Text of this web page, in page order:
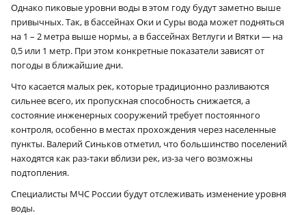
Однако пиковые уровни воды в этом году будут заметно выше
привычных. Так, в бассейнах Оки и Суры вода может подняться
на 1 – 2 метра выше нормы, а в бассейнах Ветлуги и Вятки — на
0,5 или 1 метр. При этом конкретные показатели зависят от
погоды в ближайшие дни.
Что касается малых рек, которые традиционно разливаются
сильнее всего, их пропускная способность снижается, а
состояние инженерных сооружений требует постоянного
контроля, особенно в местах прохождения через населенные
пункты. Валерий Синьков отметил, что большинство поселений
находятся как раз-таки вблизи рек, из-за чего возможны
подтопления.
Специалисты МЧС России будут отслеживать изменение уровня
воды.